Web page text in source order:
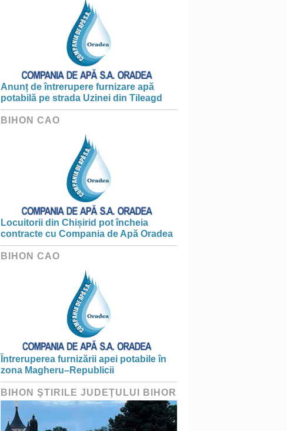
Anunț de întrerupere furnizare apă
potabilă pe strada Uzinei din Tileagd
BIHON CAO
Locuitorii din Chișirid pot încheia
contracte cu Compania de Apă Oradea
BIHON CAO
Întreruperea furnizării apei potabile în
zona Magheru–Republicii
BIHON ŞTIRILE JUDEŢULUI BIHOR